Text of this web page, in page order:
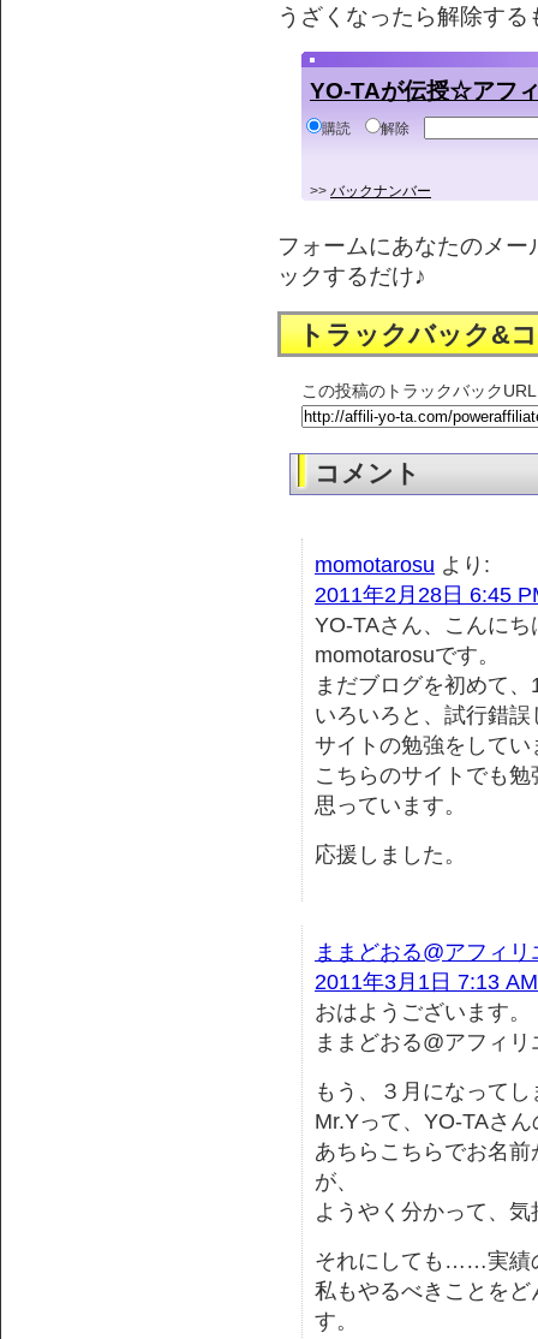
うざくなったら解除す
YO-TAが伝授☆アフ
購読 解除
>> バックナンバー
フォームにあなたのメ
ックするだけ♪
トラックバック&
この投稿のトラックバック
コメント
momotarosu より:
2011年2月28日 6:45
YO-TAさん、こんにち
momotarosuです。
まだブログを初めて
いろいろと、試行錯誤
サイトの勉強をしてい
こちらのサイトでも
思っています。
応援しました。
ままどおる@アフィ
2011年3月1日 7:13 AM
おはようございます。
ままどおる@アフィ
もう、３月になって
Mr.Yって、YO-TAさ
あちらこちらでお名
が、
ようやく分かって、
それにしても……実績
私もやるべきことを
す。